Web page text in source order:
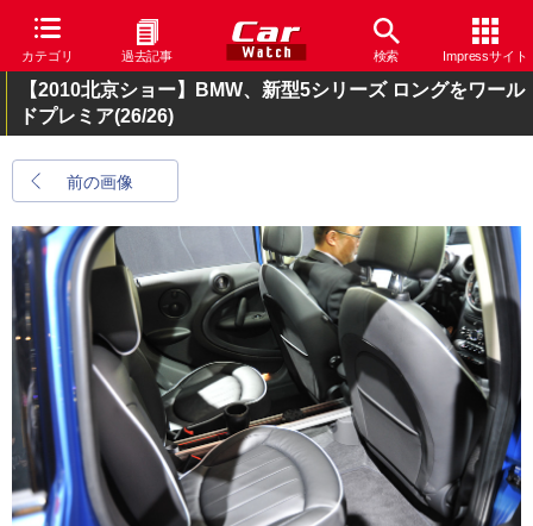
カテゴリ 過去記事 検索 Impressサイト
【2010北京ショー】BMW、新型5シリーズ ロングをワール
ドプレミア(26/26)
前の画像